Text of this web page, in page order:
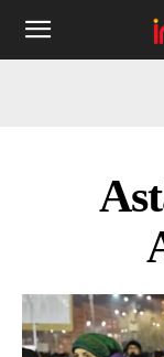
Informația